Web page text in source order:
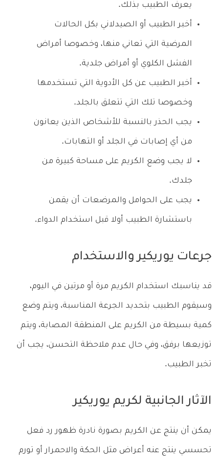
يعرف الطبيب بذلك.
أخبر الطبيب أو الصيدلاني بكل الحالات
المرضية التي تعاني منها، وخصوصا أمراض
الفشل الكلوي أو أمراض جلدية.
أخبر الطبيب عن كل الأدوية التي تستخدمها
وخصوصا تلك التي تتعلق بالجلد.
يجب الحذر بالنسبة للأشخاص الذين يعانون
من أي إصابات في الجلد أو التهابات.
لا يجب وضع الكريم على مساحة كبيرة من
جلدك.
يجب على الحوامل والمرضعات أن يقمن
باستشارة الطبيب أولا قبل استخدام الدواء.
جرعات يوريكير والاستخدام
قد يناسبك استخدام الكريم مرة أو مرتين في اليوم،
وسيقوم الطبيب بتحديد الجرعة المناسبة، ويتم وضع
كمية بسيطة من الكريم على المنطقة المصابة، ويتم
توزيعها برفق، وفي حال عدم ملاحظة التحسن، يجب أن
تخبر الطبيب.
الآثار الجانبية لكريم يوريكير
يمكن أن ينتج عن الكريم بصورة نادرة ظهور رد فعل
تحسسي ينتج عنه أعراض مثل الحكة والاحمرار أو تورم